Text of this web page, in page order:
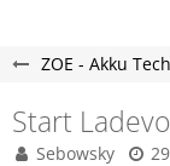
ZOE - Akku
Start
Sebowsky